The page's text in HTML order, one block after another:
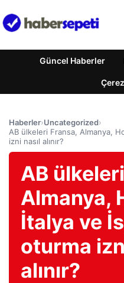
Güncel Haberler
Haberler›Uncategorized›
AB ülkeleri Fransa, Almanya,
izni nasıl alınır?
AB
Almanya,
İtalya ve
oturma
alınır?